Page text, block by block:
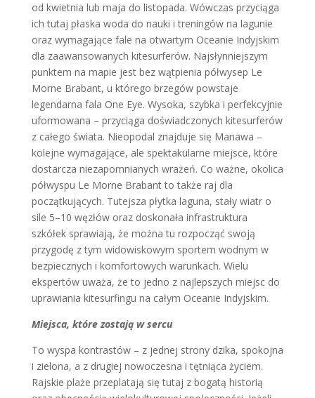
od kwietnia lub maja do listopada. Wówczas przyciąga
ich tutaj płaska woda do nauki i treningów na lagunie
oraz wymagające fale na otwartym Oceanie Indyjskim
dla zaawansowanych kitesurferów. Najsłynniejszym
punktem na mapie jest bez wątpienia półwysep Le
Morne Brabant, u którego brzegów powstaje
legendarna fala One Eye. Wysoka, szybka i perfekcyjnie
uformowana – przyciąga doświadczonych kitesurferów
z całego świata. Nieopodal znajduje się Manawa –
kolejne wymagające, ale spektakularne miejsce, które
dostarcza niezapomnianych wrażeń. Co ważne, okolica
półwyspu Le Morne Brabant to także raj dla
początkujących. Tutejsza płytka laguna, stały wiatr o
sile 5–10 węzłów oraz doskonała infrastruktura
szkółek sprawiają, że można tu rozpocząć swoją
przygodę z tym widowiskowym sportem wodnym w
bezpiecznych i komfortowych warunkach. Wielu
ekspertów uważa, że to jedno z najlepszych miejsc do
uprawiania kitesurfingu na całym Oceanie Indyjskim.
Miejsca, które zostają w sercu
To wyspa kontrastów – z jednej strony dzika, spokojna
i zielona, a z drugiej nowoczesna i tętniąca życiem.
Rajskie plaże przeplatają się tutaj z bogatą historią